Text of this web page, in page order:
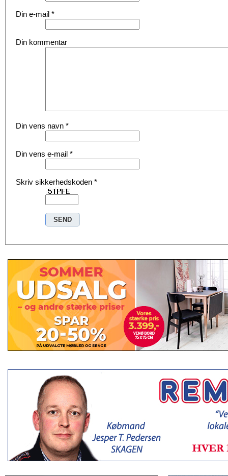
Din e-mail *
Din kommentar
Din vens navn *
Din vens e-mail *
Skriv sikkerhedskoden *